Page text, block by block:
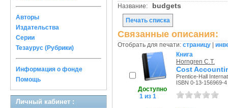
Авторы
Издательства
Серии
Тезаурус (Рубрики)
Информация о фонде
Помощь
Личный кабинет :
Название: budgets
Печать списка
Связанные описания:
Отобрать для печати: страницу
Доступно
1 из 1
Книга
Horngren C.T.
Cost
Prentice-Hall
ISBN 0-13-156969-4